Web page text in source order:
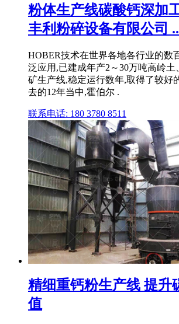
粉体生产线碳酸钙深加
丰利粉碎设备有限公司
HOBER技术在世界各地各行业的数
泛应用,已建成年产2～30万吨高岭土
矿生产线,稳定运行数年,取得了较好
去的12年当中,霍伯尔 .
联系电话: 180 3780 8511
精细重钙粉生产线 提升
值